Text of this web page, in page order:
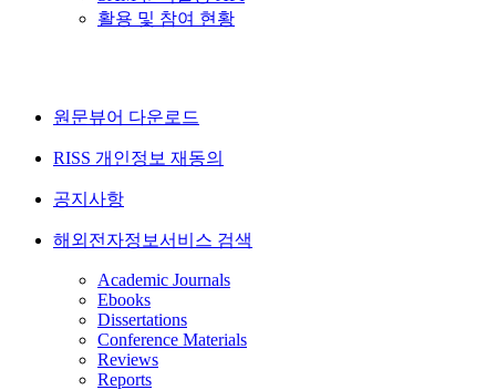
활용 및 참여 현황
원문뷰어 다운로드
RISS 개인정보 재동의
공지사항
해외전자정보서비스 검색
Academic Journals
Ebooks
Dissertations
Conference Materials
Reviews
Reports